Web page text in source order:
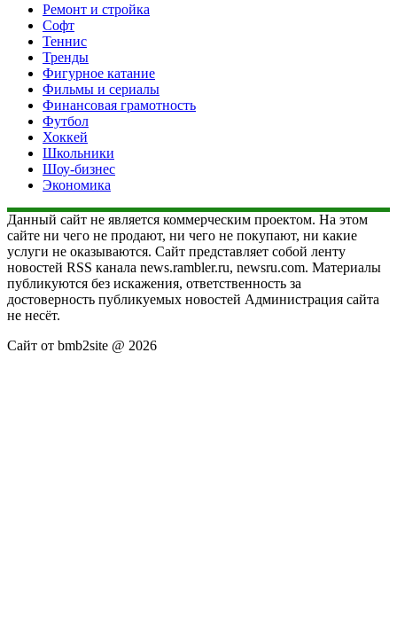
Ремонт и стройка
Софт
Теннис
Тренды
Фигурное катание
Фильмы и сериалы
Финансовая грамотность
Футбол
Хоккей
Школьники
Шоу-бизнес
Экономика
Данный сайт не является коммерческим проектом. На этом
сайте ни чего не продают, ни чего не покупают, ни какие
услуги не оказываются. Сайт представляет собой ленту
новостей RSS канала news.rambler.ru, newsru.com. Материалы
публикуются без искажения, ответственность за
достоверность публикуемых новостей Администрация сайта
не несёт.
Сайт от bmb2site @ 2026